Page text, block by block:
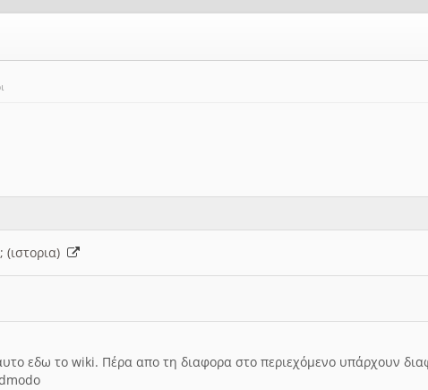
(ιστορια)
εδω το wiki. Πέρα απο τη διαφορα στο περιεχόμενο υπάρχουν